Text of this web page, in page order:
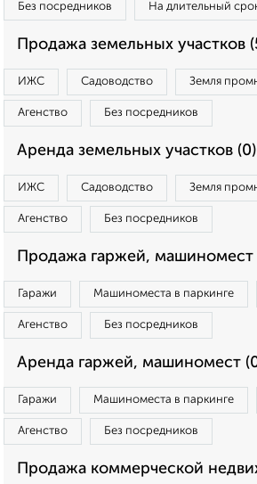
Без посредников На длительный
Продажа земельных участков
ИЖС Садоводство Земля
Агенство Без посредников
Аренда земельных участков (0)
ИЖС Садоводство Земля
Агенство Без посредников
Продажа гаржей, машиномест
Гаражи Машиноместа в паркинге
Агенство Без посредников
Аренда гаржей, машиномест
Гаражи Машиноместа в паркинге
Агенство Без посредников
Продажа коммерческой